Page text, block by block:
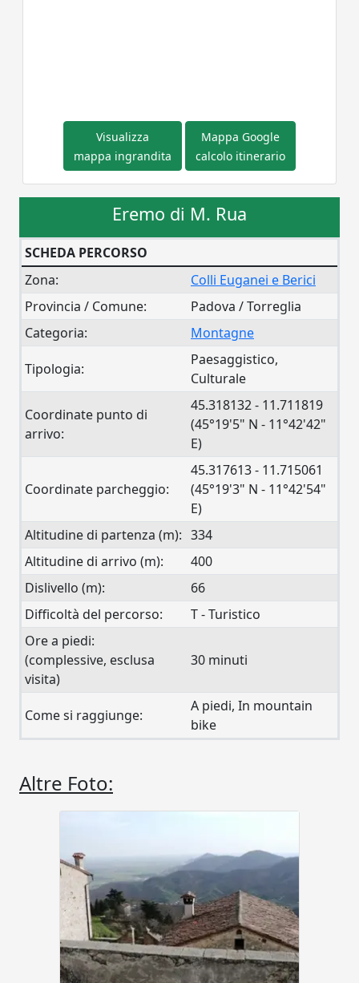
Visualizza
mappa ingrandita
Mappa Google
calcolo itinerario
Eremo di M. Rua
SCHEDA PERCORSO
Zona:
Colli Euganei e Berici
Provincia / Comune:
Padova / Torreglia
Categoria:
Montagne
Tipologia:
Paesaggistico,
Culturale
Coordinate punto di
arrivo:
45.318132 - 11.711819
(45°19'5" N - 11°42'42"
E)
Coordinate parcheggio:
45.317613 - 11.715061
(45°19'3" N - 11°42'54"
E)
Altitudine di partenza (m): 334
Altitudine di arrivo (m):
400
Dislivello (m):
66
Difficoltà del percorso:
T - Turistico
Ore a piedi:
(complessive, esclusa
visita)
30 minuti
Come si raggiunge:
A piedi, In mountain
bike
Altre Foto: